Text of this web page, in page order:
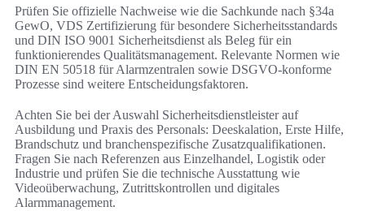
Prüfen Sie offizielle Nachweise wie die Sachkunde nach §34a
GewO, VDS Zertifizierung für besondere Sicherheitsstandards
und DIN ISO 9001 Sicherheitsdienst als Beleg für ein
funktionierendes Qualitätsmanagement. Relevante Normen wie
DIN EN 50518 für Alarmzentralen sowie DSGVO-konforme
Prozesse sind weitere Entscheidungsfaktoren.
Achten Sie bei der Auswahl Sicherheitsdienstleister auf
Ausbildung und Praxis des Personals: Deeskalation, Erste Hilfe,
Brandschutz und branchenspezifische Zusatzqualifikationen.
Fragen Sie nach Referenzen aus Einzelhandel, Logistik oder
Industrie und prüfen Sie die technische Ausstattung wie
Videoüberwachung, Zutrittskontrollen und digitales
Alarmmanagement.